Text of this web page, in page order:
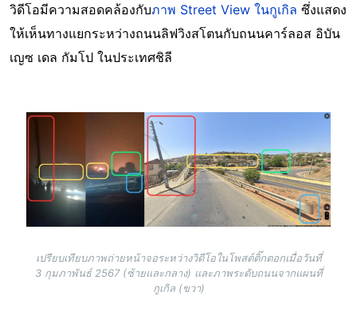
วิดีโอมีความสอดคล้องกับภาพ Street View ในกูเกิล ซึ่งแสดง
ให้เห็นทางแยกระหว่างถนนลิฟวิงสโตนกับถนนคาร์ลอส อิบัน
เญซ เดล กัมโป ในประเทศชิลี
Image
เปรียบเทียบภาพถ่ายหน้าจอระหว่างวิดีโอในโพสต์ติ๊กตอกเมื่อวันที่
3 กุมภาพันธ์ 2567 (ซ้ายและกลาง) และภาพระดับถนนจากแผนที่
กูเกิล (ขวา)